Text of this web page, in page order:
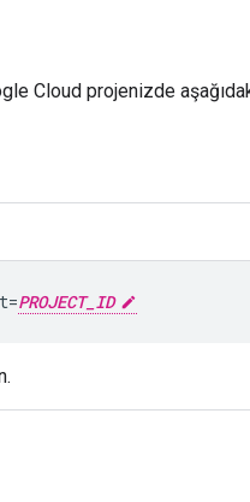
Cloud projenizde
=PROJECT_ID